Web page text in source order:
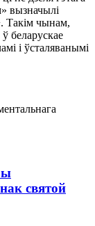
вызначылі
Такім чынам,
беларускае
і ўсталяванымі
святой